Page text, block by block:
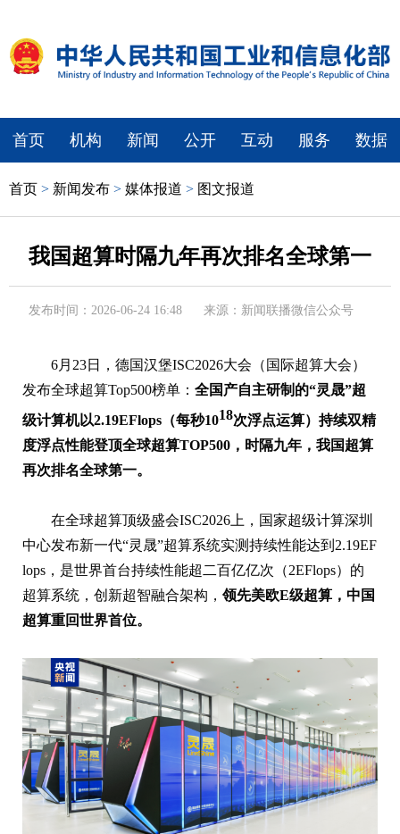
首页 机构 新闻 公开 互动 服务 数据
首页 > 新闻发布 > 媒体报道 > 图文报道
我国超算时隔九年再次排名全球第一
发布时间：2026-06-24 16:48 来源：新闻联播微信公众号
6月23日，德国汉堡ISC2026大会（国际超算大会）
发布全球超算Top500榜单： 全国产自主研制的“灵晟”超
级计算机以2.19EFlops（每秒1018次浮点运算）持续双精
度浮点性能登顶全球超算TOP500，时隔九年，我国超算
再次排名全球第一。
在全球超算顶级盛会ISC2026上，国家超级计算深圳
中心发布新一代“灵晟”超算系统实测持续性能达到2.19EF
lops，是世界首台持续性能超二百亿亿次（2EFlops）的
超算系统，创新超智融合架构， 领先美欧E级超算，中国
超算重回世界首位。